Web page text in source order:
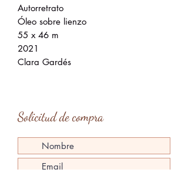
Autorretrato
Óleo sobre lienzo
55 x 46 m
2021
Clara Gardés
Solicitud de compra